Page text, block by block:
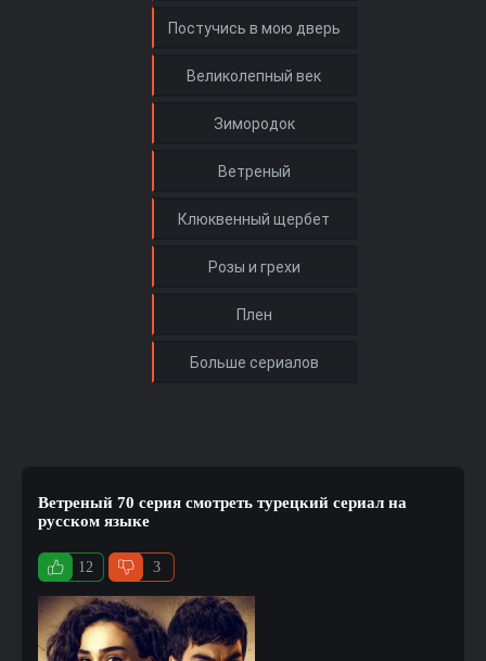
Ветреный 70 серия смотреть турецкий сериал на
русском языке
12 3